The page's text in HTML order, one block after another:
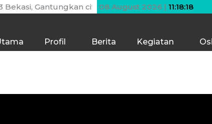
Gantungkan cita-cita mu setinggi langit!
08 August 2026 | 11:18:18
Profil Berita Kegiatan